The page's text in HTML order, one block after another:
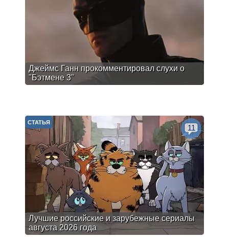
Джеймс Ганн прокомментировал слухи о
"Бэтмене 3"
Лучшие российские и зарубежные сериалы
августа 2026 года
СТАТЬЯ
11